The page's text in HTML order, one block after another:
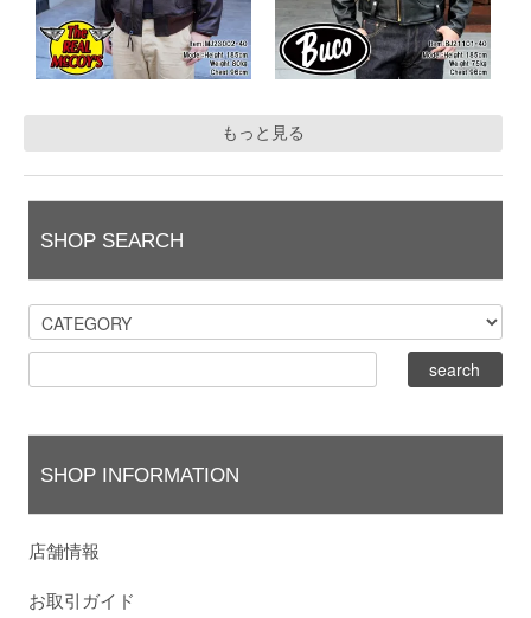
もっと見る
SHOP SEARCH
SHOP INFORMATION
店舗情報
お取引ガイド